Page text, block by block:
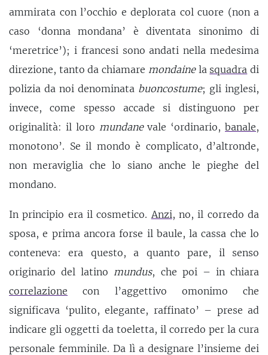
ammirata con l’occhio e deplorata col cuore (non a
caso ‘donna mondana’ è diventata sinonimo di
‘meretrice’); i francesi sono andati nella medesima
direzione, tanto da chiamare mondainela squadra di
polizia da noi denominata buoncostume; gli inglesi,
invece, come spesso accade si distinguono per
originalità: il loro mundanevale ‘ordinario, banale,
monotono’. Se il mondo è complicato, d’altronde,
non meraviglia che lo siano anche le pieghe del
mondano.
In principio era il cosmetico. Anzi, no, il corredo da
sposa, e prima ancora forse il baule, la cassa che lo
conteneva: era questo, a quanto pare, il senso
originario del latino mundus, che poi – in chiara
correlazione con l’aggettivo omonimo che
significava ‘pulito, elegante, raffinato’ – prese ad
indicare gli oggetti da toeletta, il corredo per la cura
personale femminile. Da lì a designare l’insieme dei